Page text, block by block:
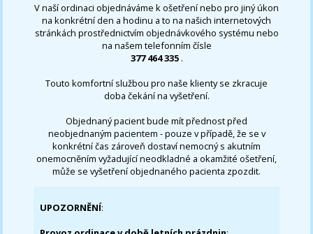
V naší ordinaci objednáváme k ošetření nebo pro jiný úkon
na konkrétní den a hodinu a to na našich internetových
stránkách prostřednictvím objednávkového systému nebo
na našem telefonním čísle
377 464 335 .
Touto komfortní službou pro naše klienty se zkracuje
doba čekání na vyšetření.
Objednaný pacient bude mít přednost před
neobjednaným pacientem - pouze v případě, že se v
konkrétní čas zároveň dostaví nemocný s akutním
onemocněním vyžadující neodkladné a okamžité ošetření,
může se vyšetření objednaného pacienta zpozdit.
UPOZORNĚNÍ: